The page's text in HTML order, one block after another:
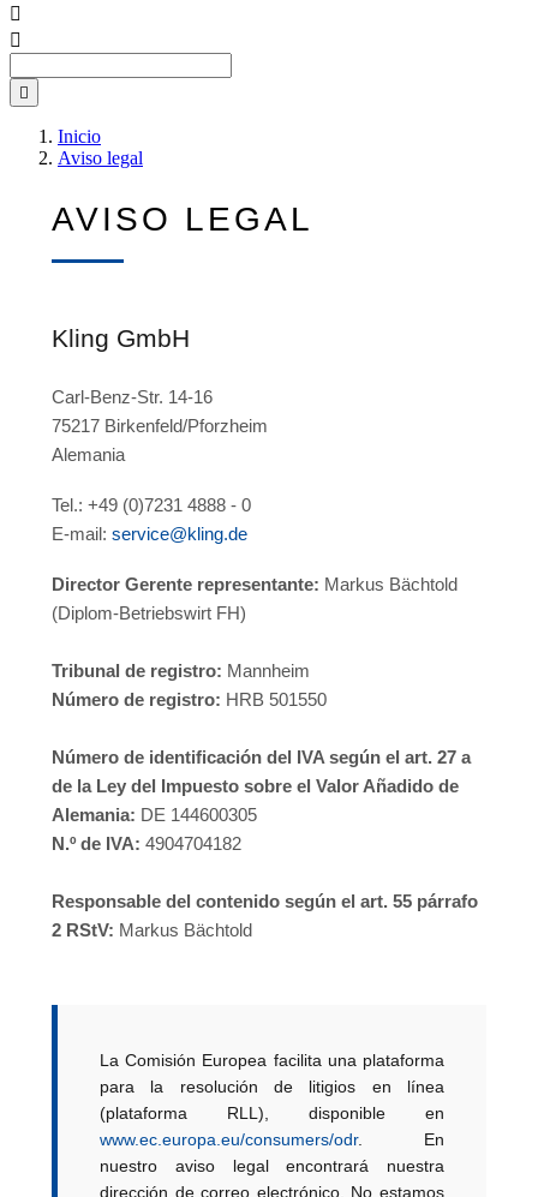



Inicio
Aviso legal
AVISO LEGAL
Kling GmbH
Carl-Benz-Str. 14-16
75217 Birkenfeld/Pforzheim
Alemania
Tel.: +49 (0)7231 4888 - 0
E-mail: service@kling.de
Director Gerente representante: Markus Bächtold
(Diplom-Betriebswirt FH)
Tribunal de registro: Mannheim
Número de registro: HRB 501550
Número de identificación del IVA según el art. 27 a
de la Ley del Impuesto sobre el Valor Añadido de
Alemania: DE 144600305
N.º de IVA: 4904704182
Responsable del contenido según el art. 55 párrafo
2 RStV: Markus Bächtold
La Comisión Europea facilita una plataforma
para la resolución de litigios en línea
(plataforma RLL), disponible en
www.ec.europa.eu/consumers/odr. En
nuestro aviso legal encontrará nuestra
dirección de correo electrónico. No estamos